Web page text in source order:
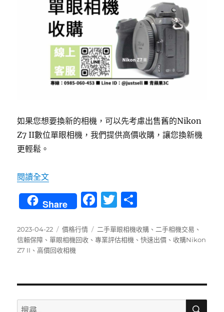
如果您想要換新的相機，可以先考慮出售舊的Nikon
Z7 II數位單眼相機，我們提供高價收購，讓您換新機
更輕鬆。
閱讀全文〈「新機出爐，賣舊換新！」高價收購Nikon
Share
F
c
e
o
o
T
it
te
發
佈
日
2023-04-22
分
類
價格行情
標
籤
二手單眼相機收購 、 二手相機交易 、
信賴保障 、 單眼相機回收 、專業評估相機 、快速出價 、 收購Nikon
Z7 II 、高價回收相機
搜
搜